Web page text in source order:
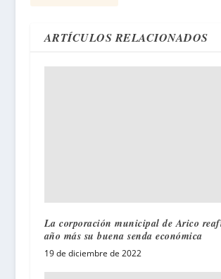
ARTÍCULOS RELACIONADOS
La corporación municipal de Arico
año más su buena senda económica
19 de diciembre de 2022